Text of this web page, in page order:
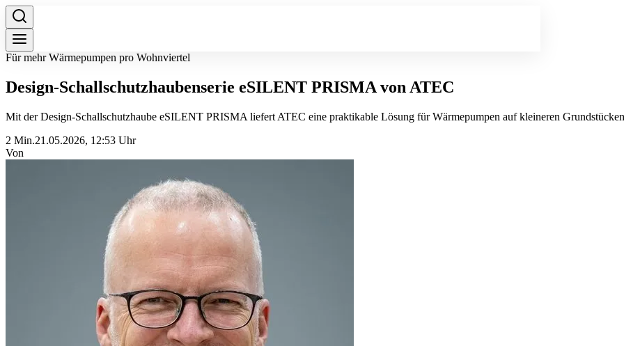
Für mehr Wärmepumpen pro Wohnviertel
Design-Schallschutzhaubenserie eSILENT PRISMA von ATEC
Mit der Design-Schallschutzhaube eSILENT PRISMA liefert ATEC eine praktikable Lösung für Wärmepumpen auf kleineren
2 Min.21.05.2026, 12:53 Uhr
Von